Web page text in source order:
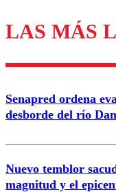
Los
Correo
LAS MÁS
Senapred ordena
desborde del río
Nuevo temblor
magnitud y el